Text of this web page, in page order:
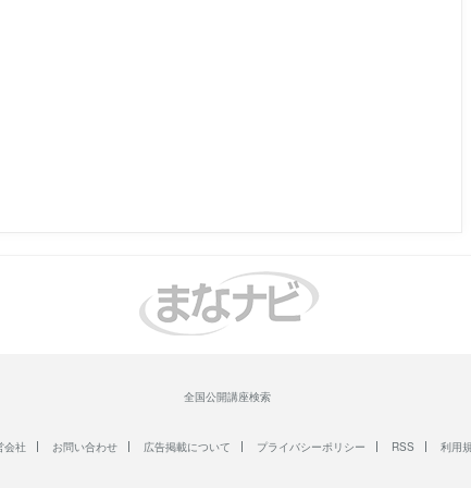
全国公開講座検索
会社 お問い合わせ 広告掲載について プライバシーポリシー RSS 利用